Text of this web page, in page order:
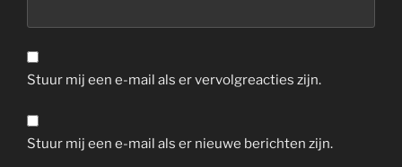
Stuur mij een e-mail als er vervolgreacties zijn.
Stuur mij een e-mail als er nieuwe berichten zijn.